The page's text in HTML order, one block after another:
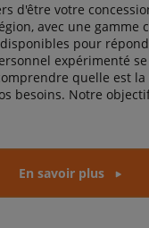
d'être votre
avec une gamme
pour
expérimenté
quelle est
besoins. Notre
En savoir plus